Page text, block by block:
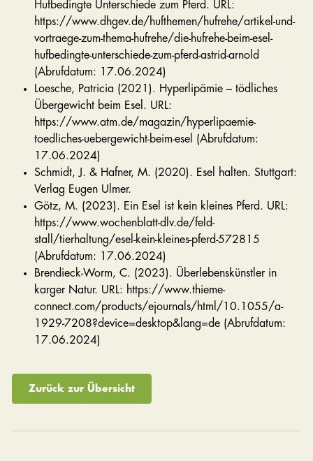
Hufbedingte Unterschiede zum Pferd. URL:
https://www.dhgev.de/hufthemen/hufrehe/artikel-und-
vortraege-zum-thema-hufrehe/die-hufrehe-beim-esel-
hufbedingte-unterschiede-zum-pferd-astrid-arnold
(Abrufdatum: 17.06.2024)
Loesche, Patricia (2021). Hyperlipämie – tödliches
Übergewicht beim Esel. URL:
https://www.atm.de/magazin/hyperlipaemie-
toedliches-uebergewicht-beim-esel (Abrufdatum:
17.06.2024)
Schmidt, J. & Hafner, M. (2020). Esel halten. Stuttgart:
Verlag Eugen Ulmer.
Götz, M. (2023). Ein Esel ist kein kleines Pferd. URL:
https://www.wochenblatt-dlv.de/feld-
stall/tierhaltung/esel-kein-kleines-pferd-572815
(Abrufdatum: 17.06.2024)
Brendieck-Worm, C. (2023). Überlebenskünstler in
karger Natur. URL: https://www.thieme-
connect.com/products/ejournals/html/10.1055/a-
1929-7208?device=desktop&lang=de (Abrufdatum:
17.06.2024)
Zurück zur Übersicht